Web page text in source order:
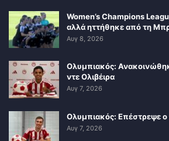
Women’s Champions
αλλά ηττήθηκε από τη
Αυγ 8, 2026
Ολυμπιακός:
ντε Ολιβέιρα
Αυγ 7, 2026
Ολυμπιακός: Επέστρεψε
Αυγ 7, 2026